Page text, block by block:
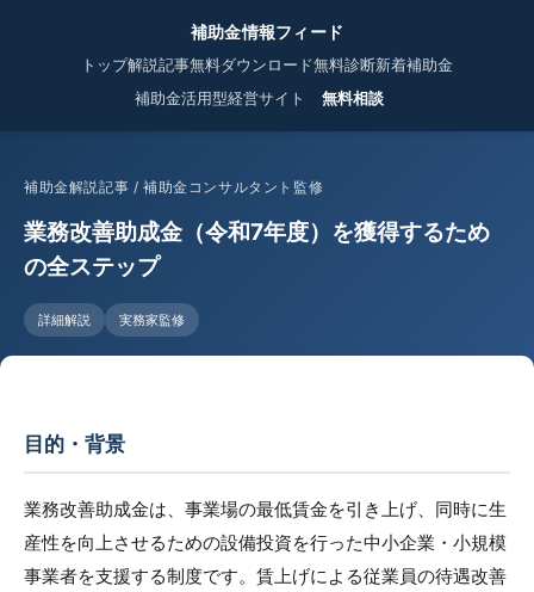
補助金情報フィード
トップ解説記事無料ダウンロード無料診断新着補助金
補助金活用型経営サイト
無料相談
補助金解説記事 / 補助金コンサルタント監修
業務改善助成金（令和7年度）を獲得するため
の全ステップ
詳細解説 実務家監修
目的・背景
業務改善助成金は、事業場の最低賃金を引き上げ、同時に生
産性を向上させるための設備投資を行った中小企業・小規模
事業者を支援する制度です。賃上げによる従業員の待遇改善